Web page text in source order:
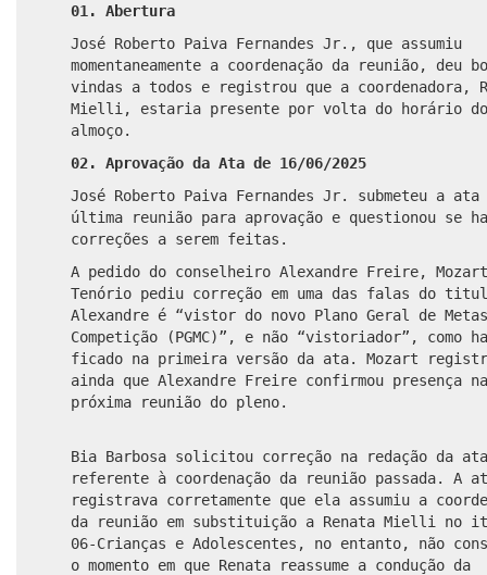
01. Abertura
José Roberto Paiva Fernandes Jr., que assumiu
momentaneamente a coordenação da reunião, deu
vindas a todos e registrou que a coordenadora,
Mielli, estaria presente por volta do horário do
almoço.
02. Aprovação da Ata de 16/06/2025
José Roberto Paiva Fernandes Jr. submeteu a ata
última reunião para aprovação e questionou se
correções a serem feitas.
A pedido do conselheiro Alexandre Freire, Mozart
Tenório pediu correção em uma das falas do
Alexandre é “vistor do novo Plano Geral de
Competição (PGMC)”, e não “vistoriador”, como
ficado na primeira versão da ata. Mozart
ainda que Alexandre Freire confirmou presença na
próxima reunião do pleno.
Bia Barbosa solicitou correção na redação da ata
referente à coordenação da reunião passada. A
registrava corretamente que ela assumiu a
da reunião em substituição a Renata Mielli no
06-Crianças e Adolescentes, no entanto, não
o momento em que Renata reassume a condução da